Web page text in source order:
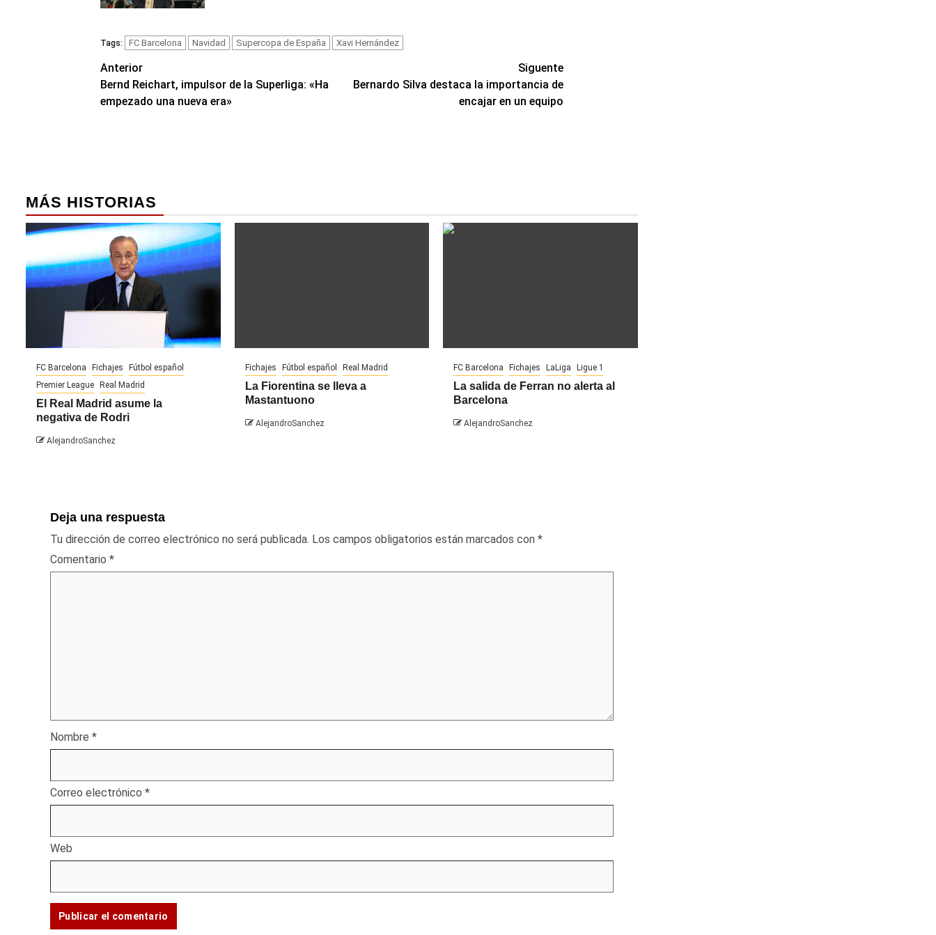
Tags: FC Barcelona Navidad Supercopa de España Xavi Hernández
Navegación
de
Anterior
Bernd Reichart, impulsor de la Superliga: «Ha
empezado una nueva era»
Siguente
Bernardo Silva destaca la importancia de
encajar en un equipo
MÁS HISTORIAS
FC Barcelona Fichajes
Fútbol español
Premier League Real Madrid
El Real Madrid asume la
negativa de Rodri
AlejandroSanchez
Fichajes Fútbol español Real Madrid
La Fiorentina se lleva a
Mastantuono
AlejandroSanchez
FC Barcelona Fichajes LaLiga Ligue 1
La salida de Ferran no alerta al
Barcelona
AlejandroSanchez
Deja una respuesta
Tu dirección de correo electrónico no será publicada. Los campos obligatorios están marcados con *
Comentario *
Nombre *
Correo electrónico *
Web